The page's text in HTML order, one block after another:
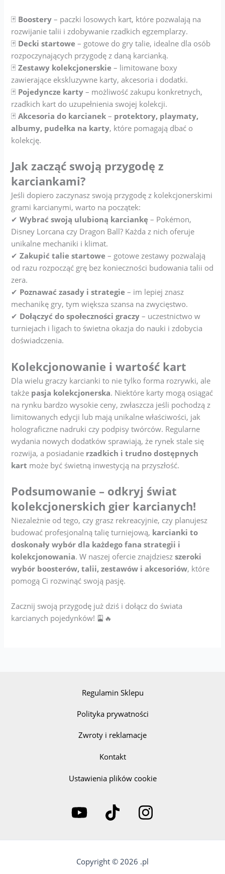
🃏 Boostery – paczki losowych kart, które pozwalają na
rozwijanie talii i zdobywanie rzadkich egzemplarzy.
🃏 Decki startowe – gotowe do gry talie, idealne dla osób
rozpoczynających przygodę z daną karcianką.
🃏Zestawy kolekcjonerskie – limitowane boxy
zawierające ekskluzywne karty, akcesoria i dodatki.
🃏 Pojedyncze karty – możliwość zakupu konkretnych,
rzadkich kart do uzupełnienia swojej kolekcji.
🃏Akcesoria do karcianek – protektory, playmaty,
albumy, pudełka na karty, które pomagają dbać o
kolekcję.
Jak zacząć swoją przygodę z
karciankami?
Jeśli dopiero zaczynasz swoją przygodę z kolekcjonerskimi
grami karcianymi, warto na początek:
✔Wybrać swoją ulubioną karciankę – Pokémon,
Disney Lorcana czy Dragon Ball? Każda z nich oferuje
unikalne mechaniki i klimat.
✔Zakupić talie startowe – gotowe zestawy pozwalają
od razu rozpocząć grę bez konieczności budowania talii od
zera.
✔ Poznawać zasady i strategie – im lepiej znasz
mechanikę gry, tym większa szansa na zwycięstwo.
✔ Dołączyć do społeczności graczy – uczestnictwo w
turniejach i ligach to świetna okazja do nauki i zdobycia
doświadczenia.
Kolekcjonowanie i wartość kart
Dla wielu graczy karcianki to nie tylko forma rozrywki, ale
także pasja kolekcjonerska. Niektóre karty mogą osiągać
na rynku bardzo wysokie ceny, zwłaszcza jeśli pochodzą z
limitowanych edycji lub mają unikalne właściwości, jak
holograficzne nadruki czy podpisy twórców. Regularne
wydania nowych dodatków sprawiają, że rynek stale się
rozwija, a posiadanie rzadkich i trudno dostępnych
kart może być świetną inwestycją na przyszłość.
Podsumowanie – odkryj świat
kolekcjonerskich gier karcianych!
Niezależnie od tego, czy grasz rekreacyjnie, czy planujesz
budować profesjonalną talię turniejową, karcianki to
doskonały wybór dla każdego fana strategii i
kolekcjonowania. W naszej ofercie znajdzieszszeroki
wybór boosterów, talii, zestawów i akcesoriów, które
pomogą Ci rozwinąć swoją pasję.
Zacznij swoją przygodę już dziś i dołącz do świata
karcianych pojedynków! 🎴🔥
Regulamin Sklepu
Polityka prywatności
Zwroty i reklamacje
Kontakt
Ustawienia plików cookie
Copyright © 2026 .pl